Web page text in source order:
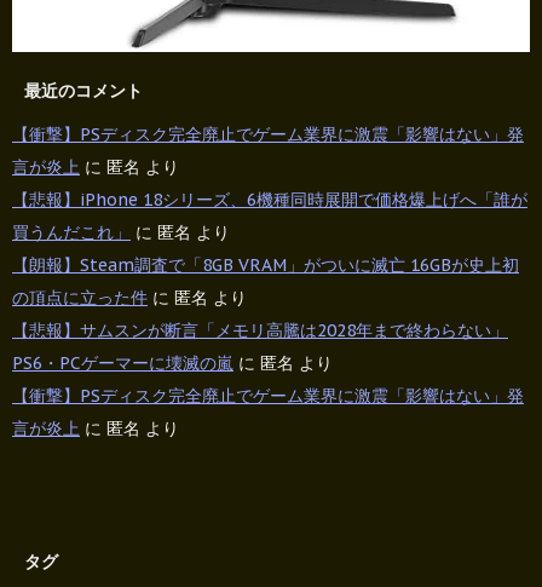
最近のコメント
【衝撃】PSディスク完全廃止でゲーム業界に激震「影響はない」発
言が炎上 に 匿名 より
【悲報】iPhone 18シリーズ、6機種同時展開で価格爆上げへ「誰が
買うんだこれ」
に 匿名 より
【朗報】Steam調査で「8GB VRAM」がついに滅亡 16GBが史上初
の頂点に立った件 に 匿名 より
【悲報】サムスンが断言「メモリ高騰は2028年まで終わらない」
PS6・PCゲーマーに壊滅の嵐 に 匿名 より
【衝撃】PSディスク完全廃止でゲーム業界に激震「影響はない」発
言が炎上 に 匿名 より
タグ